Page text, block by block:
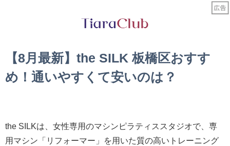
【8月最新】the SILK 板橋区おすす
め！通いやすくて安いのは？
the SILKは、女性専用のマシンピラティススタジオで、専
用マシン「リフォーマー」を用いた質の高いトレーニング